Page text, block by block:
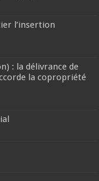
l’insertion
: la délivrance de
la copropriété